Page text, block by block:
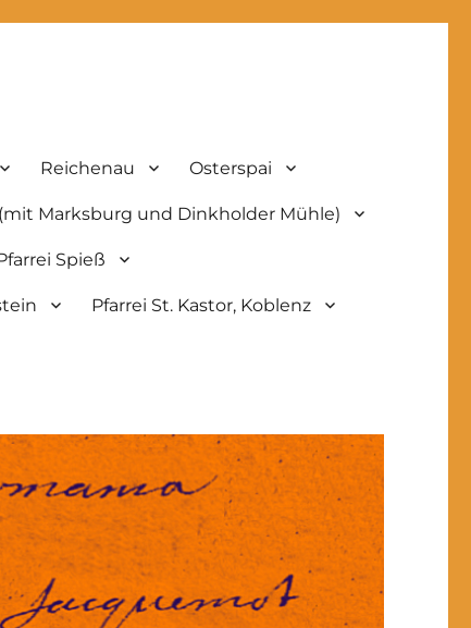
Reichenau Osterspai
Marksburg und Dinkholder Mühle)
Spieß
Pfarrei St. Kastor, Koblenz